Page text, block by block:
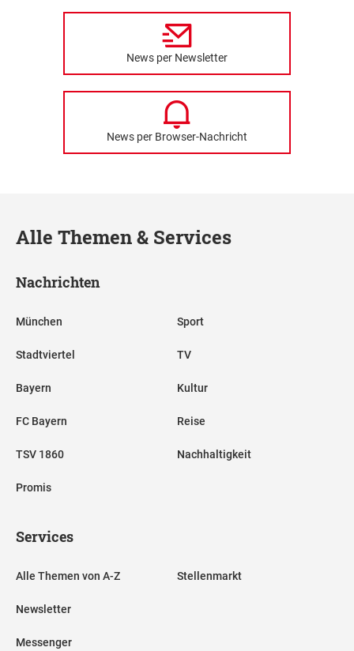
News per Newsletter
News per Browser-Nachricht
Alle Themen & Services
Nachrichten
München
Stadtviertel
Bayern
FC Bayern
TSV 1860
Promis
Sport
TV
Kultur
Reise
Nachhaltigkeit
Services
Alle Themen von A-Z
Newsletter
Messenger
Stellenmarkt